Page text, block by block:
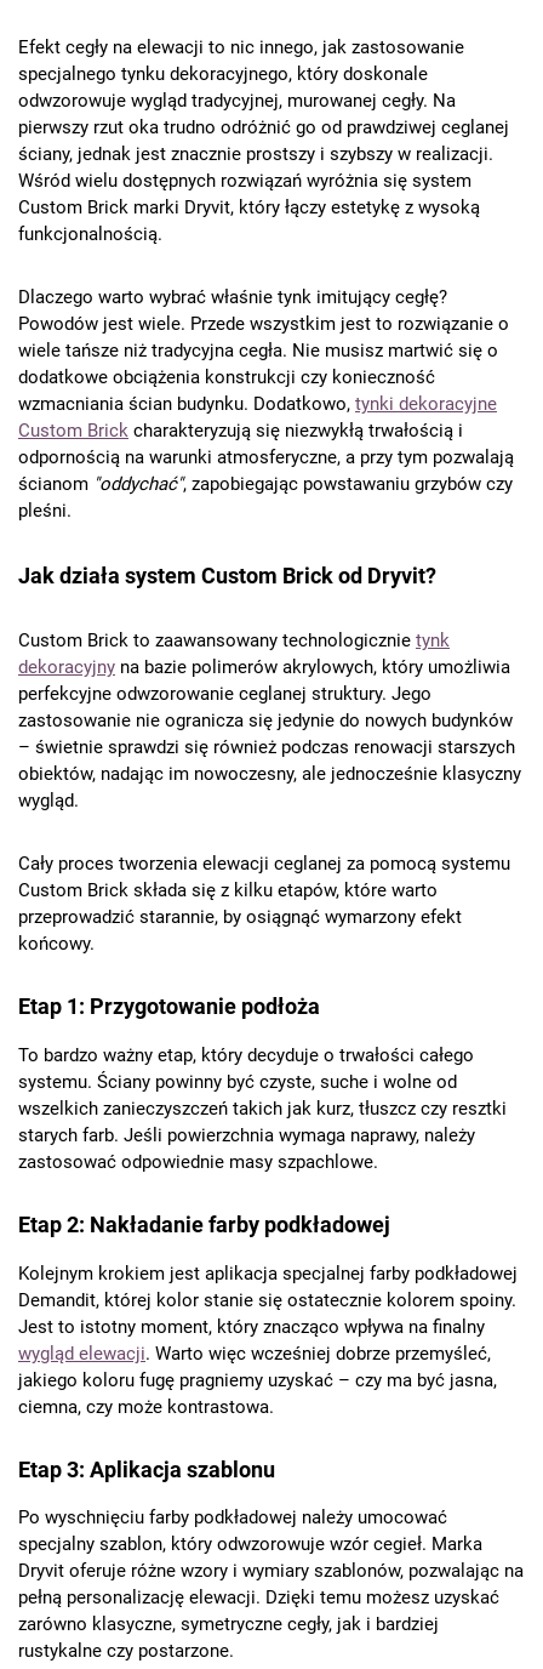
Efekt cegły na elewacji to nic innego, jak zastosowanie
specjalnego tynku dekoracyjnego, który doskonale
odwzorowuje wygląd tradycyjnej, murowanej cegły. Na
pierwszy rzut oka trudno odróżnić go od prawdziwej ceglanej
ściany, jednak jest znacznie prostszy i szybszy w realizacji.
Wśród wielu dostępnych rozwiązań wyróżnia się system
Custom Brick marki Dryvit, który łączy estetykę z wysoką
funkcjonalnością.
Dlaczego warto wybrać właśnie tynk imitujący cegłę?
Powodów jest wiele. Przede wszystkim jest to rozwiązanie o
wiele tańsze niż tradycyjna cegła. Nie musisz martwić się o
dodatkowe obciążenia konstrukcji czy konieczność
wzmacniania ścian budynku. Dodatkowo, tynki dekoracyjne
Custom Brick charakteryzują się niezwykłą trwałością i
odpornością na warunki atmosferyczne, a przy tym pozwalają
ścianom "oddychać", zapobiegając powstawaniu grzybów czy
pleśni.
Jak działa system Custom Brick od Dryvit?
Custom Brick to zaawansowany technologicznie tynk
dekoracyjny na bazie polimerów akrylowych, który umożliwia
perfekcyjne odwzorowanie ceglanej struktury. Jego
zastosowanie nie ogranicza się jedynie do nowych budynków
– świetnie sprawdzi się również podczas renowacji starszych
obiektów, nadając im nowoczesny, ale jednocześnie klasyczny
wygląd.
Cały proces tworzenia elewacji ceglanej za pomocą systemu
Custom Brick składa się z kilku etapów, które warto
przeprowadzić starannie, by osiągnąć wymarzony efekt
końcowy.
Etap 1: Przygotowanie podłoża
To bardzo ważny etap, który decyduje o trwałości całego
systemu. Ściany powinny być czyste, suche i wolne od
wszelkich zanieczyszczeń takich jak kurz, tłuszcz czy resztki
starych farb. Jeśli powierzchnia wymaga naprawy, należy
zastosować odpowiednie masy szpachlowe.
Etap 2: Nakładanie farby podkładowej
Kolejnym krokiem jest aplikacja specjalnej farby podkładowej
Demandit, której kolor stanie się ostatecznie kolorem spoiny.
Jest to istotny moment, który znacząco wpływa na finalny
wygląd elewacji. Warto więc wcześniej dobrze przemyśleć,
jakiego koloru fugę pragniemy uzyskać – czy ma być jasna,
ciemna, czy może kontrastowa.
Etap 3: Aplikacja szablonu
Po wyschnięciu farby podkładowej należy umocować
specjalny szablon, który odwzorowuje wzór cegieł. Marka
Dryvit oferuje różne wzory i wymiary szablonów, pozwalając na
pełną personalizację elewacji. Dzięki temu możesz uzyskać
zarówno klasyczne, symetryczne cegły, jak i bardziej
rustykalne czy postarzone.